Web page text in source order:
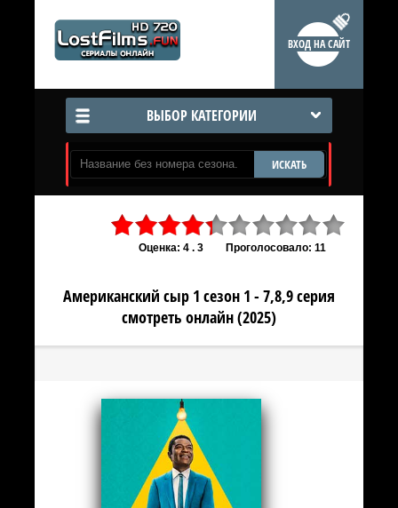
ВХОД НА САЙТ
ВЫБОР КАТЕГОРИИ
ИСКАТЬ
Оценка: 4 . 3 Проголосовало: 11
Американский сыр 1 сезон 1 - 7,8,9 серия
смотреть онлайн (2025)